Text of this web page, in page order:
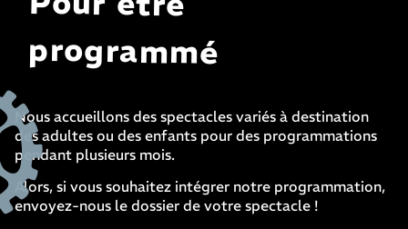
programmé
Nous accueillons des spectacles variés à destination
des adultes ou des enfants pour des programmations
pendant plusieurs mois.
Alors, si vous souhaitez intégrer notre programmation,
envoyez-nous le dossier de votre spectacle !